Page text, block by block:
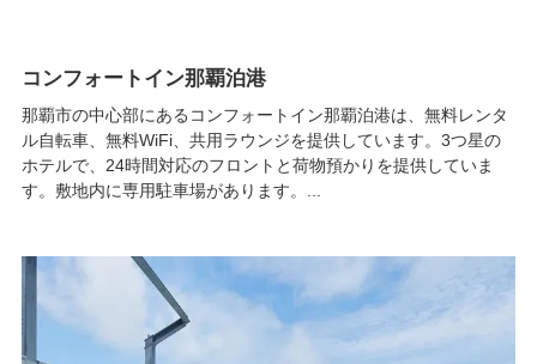
コンフォートイン那覇泊港
那覇市の中心部にあるコンフォートイン那覇泊港は、無料レンタ
ル自転車、無料WiFi、共用ラウンジを提供しています。3つ星の
ホテルで、24時間対応のフロントと荷物預かりを提供していま
す。敷地内に専用駐車場があります。...